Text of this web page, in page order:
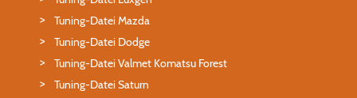
Tuning-Datei Mazda
Tuning-Datei Dodge
Tuning-Datei Valmet Komatsu Forest
Tuning-Datei Saturn